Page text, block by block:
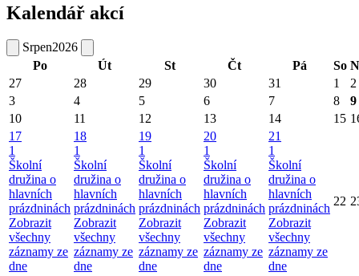
Kalendář akcí
Srpen2026
Po
Út St Čt Pá So
27
28 29 30 31 1
2
3
4 5 6 7 8
9
10
11 12 13 14 15
17
1
Školní
družina o
hlavních
prázdninách
Zobrazit
všechny
záznamy ze
dne
18
1
Školní
družina o
hlavních
prázdninách
Zobrazit
všechny
záznamy ze
dne
19
1
Školní
družina o
hlavních
prázdninách
Zobrazit
všechny
záznamy ze
dne
20
1
Školní
družina o
hlavních
prázdninách
Zobrazit
všechny
záznamy ze
dne
21
1
Školní
družina o
hlavních
prázdninách
Zobrazit
všechny
záznamy ze
dne
22